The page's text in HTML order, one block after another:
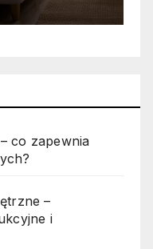
co zapewnia
–
i